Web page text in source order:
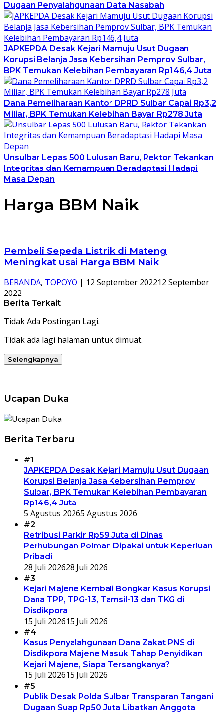
Dugaan Penyalahgunaan Data Nasabah
JAPKEPDA Desak Kejari Mamuju Usut Dugaan
Korupsi Belanja Jasa Kebersihan Pemprov Sulbar,
BPK Temukan Kelebihan Pembayaran Rp146,4 Juta
Dana Pemeliharaan Kantor DPRD Sulbar Capai Rp3,2
Miliar, BPK Temukan Kelebihan Bayar Rp278 Juta
Unsulbar Lepas 500 Lulusan Baru, Rektor Tekankan
Integritas dan Kemampuan Beradaptasi Hadapi
Masa Depan
Harga BBM Naik
Pembeli Sepeda Listrik di Mateng
Meningkat usai Harga BBM Naik
BERANDA, TOPOYO | 12 September 202212 September
2022
Berita Terkait
Tidak Ada Postingan Lagi.
Tidak ada lagi halaman untuk dimuat.
Selengkapnya
Ucapan Duka
Berita Terbaru
#1
JAPKEPDA Desak Kejari Mamuju Usut Dugaan
Korupsi Belanja Jasa Kebersihan Pemprov
Sulbar, BPK Temukan Kelebihan Pembayaran
Rp146,4 Juta
5 Agustus 20265 Agustus 2026
#2
Retribusi Parkir Rp59 Juta di Dinas
Perhubungan Polman Dipakai untuk Keperluan
Pribadi
28 Juli 202628 Juli 2026
#3
Kejari Majene Kembali Bongkar Kasus Korupsi
Dana TPP, TPG-13, Tamsil-13 dan TKG di
Disdikpora
15 Juli 202615 Juli 2026
#4
Kasus Penyalahgunaan Dana Zakat PNS di
Disdikpora Majene Masuk Tahap Penyidikan
Kejari Majene, Siapa Tersangkanya?
15 Juli 202615 Juli 2026
#5
Publik Desak Polda Sulbar Transparan Tangani
Dugaan Suap Rp50 Juta Libatkan Anggota